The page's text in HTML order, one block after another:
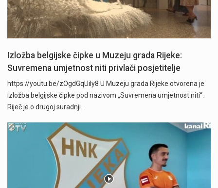
Izložba belgijske čipke u Muzeju grada Rijeke:
Suvremena umjetnost niti privlači posjetitelje
https://youtu.be/zOgdGqUily8 U Muzeju grada Rijeke otvorena je
izložba belgijske čipke pod nazivom „Suvremena umjetnost niti“.
Riječ je o drugoj suradnji…